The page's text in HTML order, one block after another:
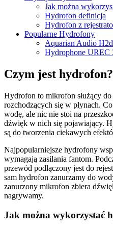
Jak można
Hydrofon definicja
Hydrofon z
Popularne Hydrofony
Aquarian Audio
Hydrophone UREC
Czym jest hydrofon?
Hydrofon to mikrofon służący
rozchodzących się w płynach.
wodę, ale nic nie stoi na
dźwięk w nich się pojawiający.
są do tworzenia ciekawych
Najpopularniejsze hydrofony
wymagają zasilania fantom.
przewód podłączony jest do
sam hydrofon zanurzamy do
zanurzony mikrofon zbiera
nagrywamy.
Jak można wykorzystać